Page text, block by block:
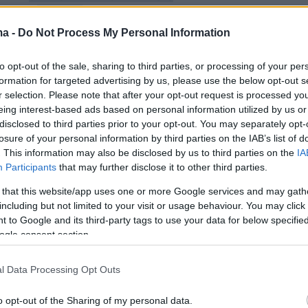
- Do Not Process My Personal Information
opt-out of the sale, sharing to third parties, or processing of your
for targeted advertising by us, please use the below opt-out
selection. Please note that after your opt-out request is processed
interest-based ads based on personal information utilized by us
to third parties prior to your opt-out. You may separately
of your personal information by third parties on the IAB’s list of
This information may also be disclosed by us to third parties on the
Participants that may further disclose it to other third parties.
that this website/app uses one or more Google services and may
but not limited to your visit or usage behaviour. You may
to Google and its third-party tags to use your data for below
consent section.
Data Processing Opt Outs
opt-out of the Sharing of my personal data.
στηνΚύπρο, τότε θα αντικατασταθούν με
αεροσκάφη, καθώς η όποια μετακίνηση
του ΚΥΣΕΑ για την μετακίνηση των
Patriot από το Διδυμότειχο και την Κάρπαθο
και ο κυβερνητικός εκπρόσωπος, Παύλος
ο οποίος ξεκαθάρισε, ότι η απόφαση ελήφθη
λόγους: «Έχω βαρεθεί να
περί υποχωρητικότητας. Εκρίθη
μετά την πάροδο ενός μεγάλου χρονικού
ότι έπρεπε να επιστρέψουν, δεν έχει καμία
Τουρκία. Δεν έχει να κάνει καθόλου με
εξέλιξη στην Τουρκία. Όποιος μιλάει για
λόγους, έτσι και επιστρέφουν.